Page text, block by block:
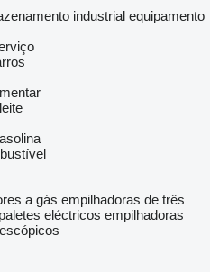
industrial equipamento
a gás empilhadoras de três
eléctricos empilhadoras